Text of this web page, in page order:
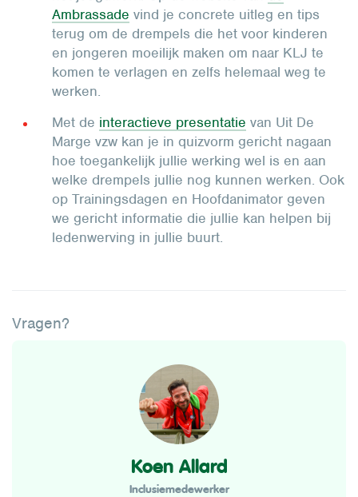
Ambrassade vind je concrete uitleg en tips
terug om de drempels die het voor kinderen
en jongeren moeilijk maken om naar KLJ te
komen te verlagen en zelfs helemaal weg te
werken.
Met de interactieve presentatie van Uit De
Marge vzw kan je in quizvorm gericht nagaan
hoe toegankelijk jullie werking wel is en aan
welke drempels jullie nog kunnen werken. Ook
op Trainingsdagen en Hoofdanimator geven
we gericht informatie die jullie kan helpen bij
ledenwerving in jullie buurt.
Vragen?
Koen Allard
Inclusiemedewerker